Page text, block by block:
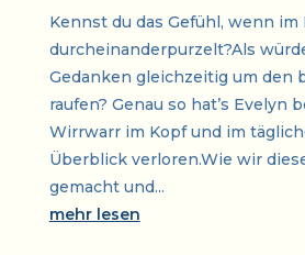
Kennst du das Gefühl, wenn im
durcheinanderpurzelt?Als
Gedanken gleichzeitig um den
raufen? Genau so hat’s Evelyn
Wirrwarr im Kopf und im
Überblick verloren.Wie wir
gemacht und...
mehr lesen